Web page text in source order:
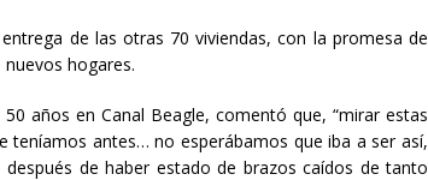
de las otras 70 viviendas, con la promesa de
hogares.
años en Canal Beagle, comentó que, “mirar estas
teníamos antes… no esperábamos que iba a ser así,
de haber estado de brazos caídos de tanto